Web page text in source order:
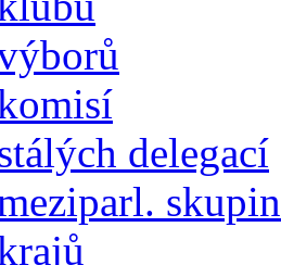
delegací
skupin